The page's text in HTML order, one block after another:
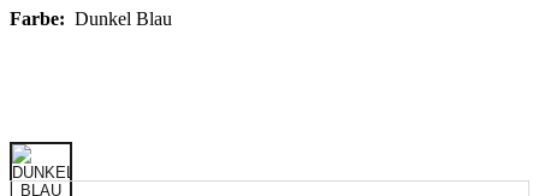
Farbe: Dunkel Blau